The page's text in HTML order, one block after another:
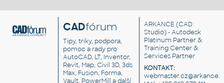
CADfórum
Tipy, triky, podpora,
pomoc a rady pro
AutoCAD, LT, Inventor,
Revit, Map, Civil 3D, 3ds
Max, Fusion, Forma,
Vault, PowerMill a další
ARKANCE (CAD
Studio) - Autodesk
Platinum Partner &
Training Center &
Services Partner
KONTAKT: